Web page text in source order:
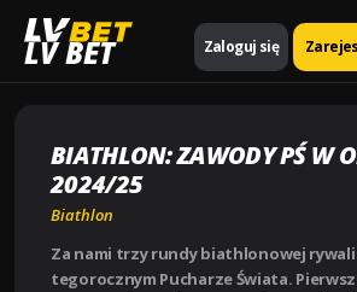
LV BET Zaloguj się
Strona główna
BIATHLON: ZAWODY PŚ W OBERHOFIE 2024/25
BIATHLON: ZAWODY PŚ W
2024/25
Biathlon
Za nami trzy rundy biathlonowej
tegorocznym Pucharze Świata.